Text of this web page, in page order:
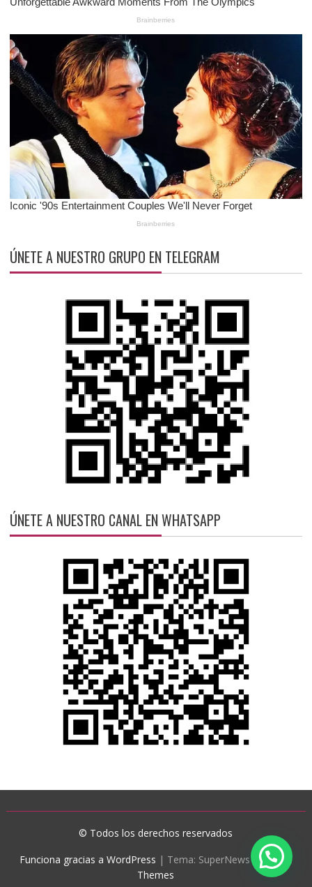
ÚNETE A NUESTRO GRUPO EN TELEGRAM
ÚNETE A NUESTRO CANAL EN WHATSAPP
© Todos los derechos reservados
Funciona gracias a WordPress | Tema: SuperNews deAcme
Themes